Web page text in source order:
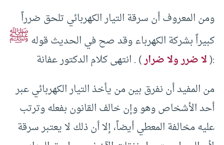
ومن المعروف أن سرقة التيار الكهربائي تلحق ضرراً
كبيراً بشركة الكهرباء وقد صح في الحديث قولهﷺ
:(لا ضرر ولا ضرار) . انتهى كلام الدكتور عفانة
من المفيد أن نفرق بين من يأخذ التيار الكهربائي عبر
أحد الأشخاص وهو وإن خالف القانون بفعله وترتب
عليه مخالفة المعطي أيضاً، إلا أن ذلك لا يعتبر سرقة